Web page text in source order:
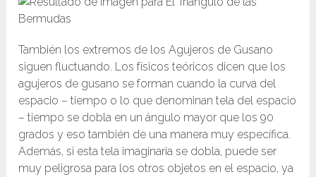
También los extremos de los Agujeros de Gusano
siguen fluctuando. Los físicos teóricos dicen que los
agujeros de gusano se forman cuando la curva del
espacio – tiempo o lo que denominan tela del espacio
– tiempo se dobla en un ángulo mayor que los 90
grados y eso también de una manera muy específica.
Además, si esta tela imaginaria se dobla, puede ser
muy peligrosa para los otros objetos en el espacio, ya